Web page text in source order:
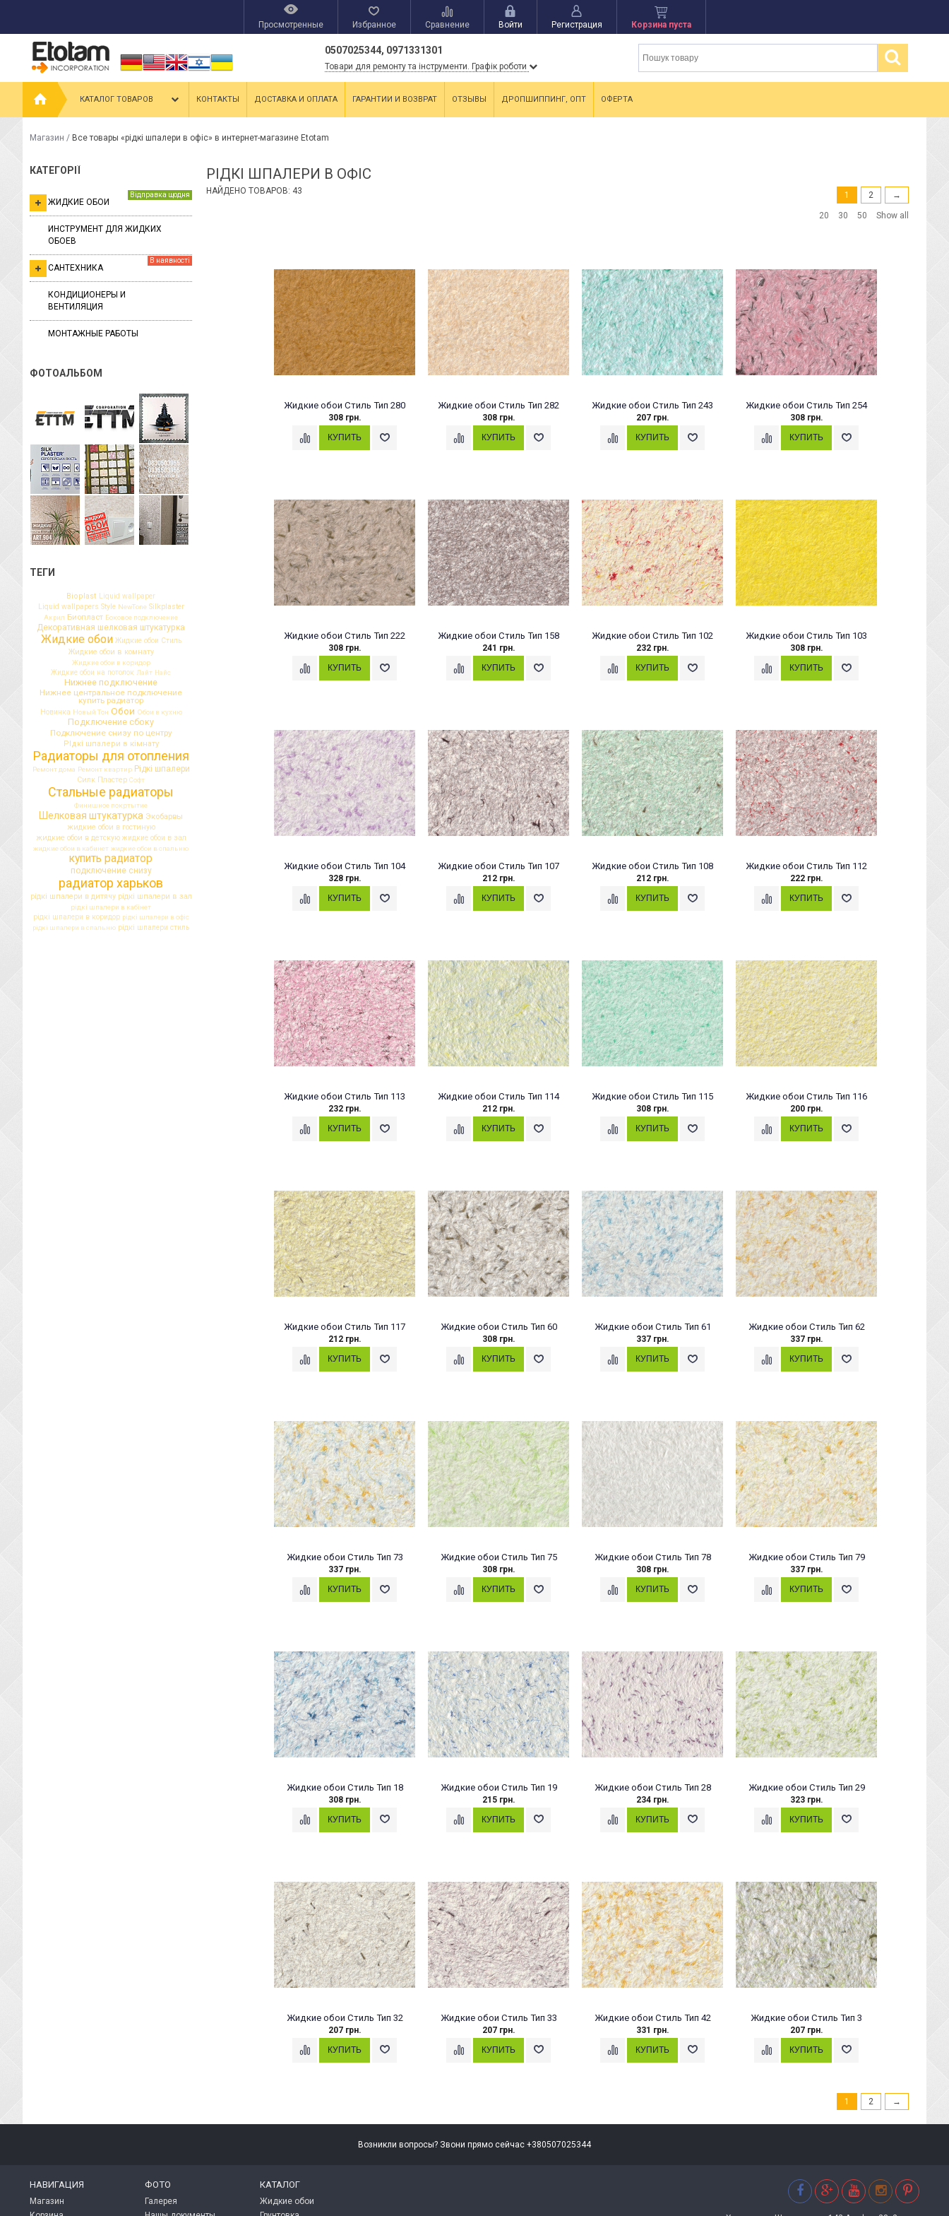
Просмотренные Избранное Сравнение Войти Регистрация Корзина пуста
0507025344, 0971331301
Товари для ремонту та інструменти. Графік роботи
КАТАЛОГ ТОВАРОВ КОНТАКТЫ ДОСТАВКА И ОПЛАТА ГАРАНТИИ И ВОЗВРАТ ОТЗЫВЫ ДРОПШИППИНГ, ОПТ ОФЕРТА
Магазин / Все товары «рідкі шпалери в офіс» в интернет-магазине Etotam
КАТЕГОРІЇ
ЖИДКИЕ ОБОИ
Відправка щодня
ИНСТРУМЕНТ ДЛЯ ЖИДКИХ
ОБОЕВ
САНТЕХНИКА
В наявності
КОНДИЦИОНЕРЫ И
ВЕНТИЛЯЦИЯ
МОНТАЖНЫЕ РАБОТЫ
ФОТОАЛЬБОМ
ТЕГИ
Bioplast Liquid wallpaper
Liquid wallpapers Style NewTone Silkplaster
Акрил Биопласт Боковое подключение
Декоративная шелковая штукатурка
Жидкие обои Жидкие обои Стиль
Жидкие обои в комнату
Жидкие обои в коридор
Жидкие обои на потолок Лайт Найс
Нижнее подключение
Нижнее центральное подключение
купить радиатор
Новинка Новый Тон Обои Обои в кухню
Подключение сбоку
Подключение снизу по центру
РІдкі шпалери в кімнату
Радиаторы для отопления
Ремонт дома Ремонт квартир Рідкі шпалери
Силк Пластер Софт
Стальные радиаторы
Финишное покртытие
Шелковая штукатурка Экобарвы
жидкие обои в гостиную
жидкие обои в детскую жидкие обои в зал
жидкие обои в кабинет жидкие обои в спальню
купить радиатор
подключение снизу
радиатор харьков
рідкі шпалери в дитячу рідкі шпалери в зал
рідкі шпалери в кабінет
рідкі шпалери в коридор рідкі шпалери в офіс
рідкі шпалери в спальню рідкі шпалери стиль
РІДКІ ШПАЛЕРИ В ОФІС
НАЙДЕНО ТОВАРОВ: 43 1 2 →
20 30 50 Show all
Жидкие обои Стиль Тип 280
308 грн.
Жидкие обои Стиль Тип 282
308 грн.
Жидкие обои Стиль Тип 243
207 грн.
Жидкие обои Стиль Тип 254
308 грн.
Жидкие обои Стиль Тип 222
308 грн.
Жидкие обои Стиль Тип 158
241 грн.
Жидкие обои Стиль Тип 102
232 грн.
Жидкие обои Стиль Тип 103
308 грн.
Жидкие обои Стиль Тип 104
328 грн.
Жидкие обои Стиль Тип 107
212 грн.
Жидкие обои Стиль Тип 108
212 грн.
Жидкие обои Стиль Тип 112
222 грн.
Жидкие обои Стиль Тип 113
232 грн.
Жидкие обои Стиль Тип 114
212 грн.
Жидкие обои Стиль Тип 115
308 грн.
Жидкие обои Стиль Тип 116
200 грн.
Жидкие обои Стиль Тип 117
212 грн.
Жидкие обои Стиль Тип 60
308 грн.
Жидкие обои Стиль Тип 61
337 грн.
Жидкие обои Стиль Тип 62
337 грн.
Жидкие обои Стиль Тип 73
337 грн.
Жидкие обои Стиль Тип 75
308 грн.
Жидкие обои Стиль Тип 78
308 грн.
Жидкие обои Стиль Тип 79
337 грн.
Жидкие обои Стиль Тип 18
308 грн.
Жидкие обои Стиль Тип 19
215 грн.
Жидкие обои Стиль Тип 28
234 грн.
Жидкие обои Стиль Тип 29
323 грн.
Жидкие обои Стиль Тип 32
207 грн.
Жидкие обои Стиль Тип 33
207 грн.
Жидкие обои Стиль Тип 42
331 грн.
Жидкие обои Стиль Тип 3
207 грн.
1 2 →
Возникли вопросы? Звони прямо сейчас +380507025344
НАВИГАЦИЯ
Магазин
ФОТО
Галерея
КАТАЛОГ
Жидкие обои